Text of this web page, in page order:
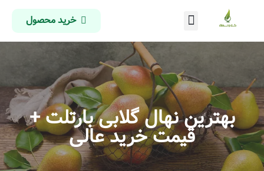
خرید محصول
بهترین نهال گلابی بارتلت +
قیمت خرید عالی